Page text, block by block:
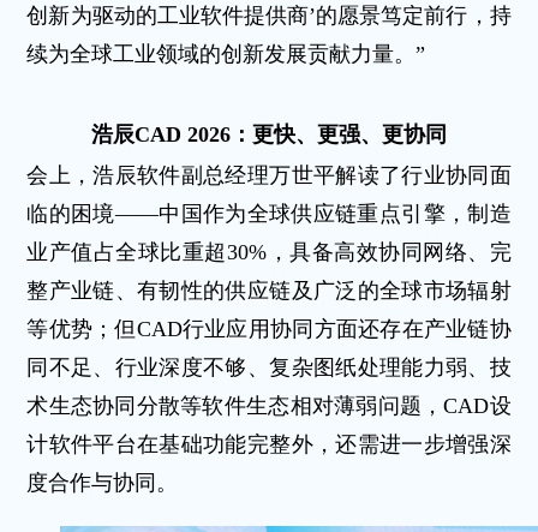
创新为驱动的工业软件提供商’的愿景笃定前行，持
续为全球工业领域的创新发展贡献力量。”
浩辰CAD 2026： 更快、更强、更协同
会上，浩辰软件副总经理万世平解读了行业协同面
临的困境——中国作为全球供应链重点引擎，制造
业产值占全球比重超30%，具备高效协同网络、完
整产业链、有韧性的供应链及广泛的全球市场辐射
等优势；但CAD行业应用协同方面还存在产业链协
同不足、行业深度不够、复杂图纸处理能力弱、技
术生态协同分散等软件生态相对薄弱问题，CAD设
计软件平台在基础功能完整外，还需进一步增强深
度合作与协同。